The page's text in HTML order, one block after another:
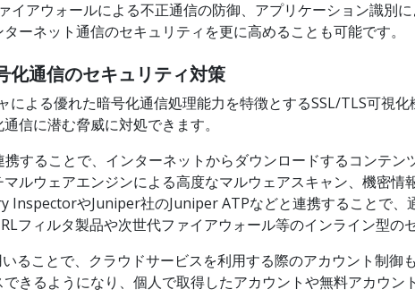
イアウォールによる不正通信の防御、アプリケーション識別
ーネット通信のセキュリティを更に高めることも可能です。
通信のセキュリティ対策
よる優れた暗号化通信処理能力を特徴とするSSL/TLS可視
信に潜む脅威に対処できます。
することで、インターネットからダウンロードするコンテン
ルウェアエンジンによる高度なマルウェアスキャン、機密情
InspectorやJuniper社のJuniper ATPなどと連携することで、
フィルタ製品や次世代ファイアウォール等のインライン型の
ることで、クラウドサービスを利用する際のアカウント制御
きるようになり、個人で取得したアカウントや無料アカウ